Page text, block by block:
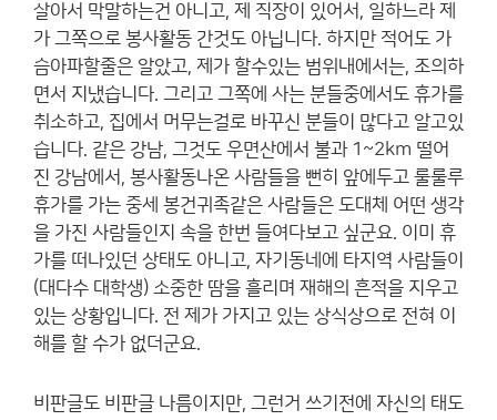
살아서 막말하는건 아니고, 제 직장이 있어서, 일하느라 제
가 그쪽으로 봉사활동 간것도 아닙니다. 하지만 적어도 가
슴아파할줄은 알았고, 제가 할수있는 범위내에서는, 조의하
면서 지냈습니다. 그리고 그쪽에 사는 분들중에서도 휴가를
취소하고, 집에서 머무는걸로 바꾸신 분들이 많다고 알고있
습니다. 같은 강남, 그것도 우면산에서 불과 1~2km 떨어
진 강남에서, 봉사활동나온 사람들을 뻔히 앞에두고 룰룰루
휴가를 가는 중세 봉건귀족같은 사람들은 도대체 어떤 생각
을 가진 사람들인지 속을 한번 들여다보고 싶군요. 이미 휴
가를 떠나있던 상태도 아니고, 자기동네에 타지역 사람들이
(대다수 대학생) 소중한 땀을 흘리며 재해의 흔적을 지우고
있는 상황입니다. 전 제가 가지고 있는 상식상으로 전혀 이
해를 할 수가 없더군요.
비판글도 비판글 나름이지만, 그런거 쓰기전에 자신의 태도